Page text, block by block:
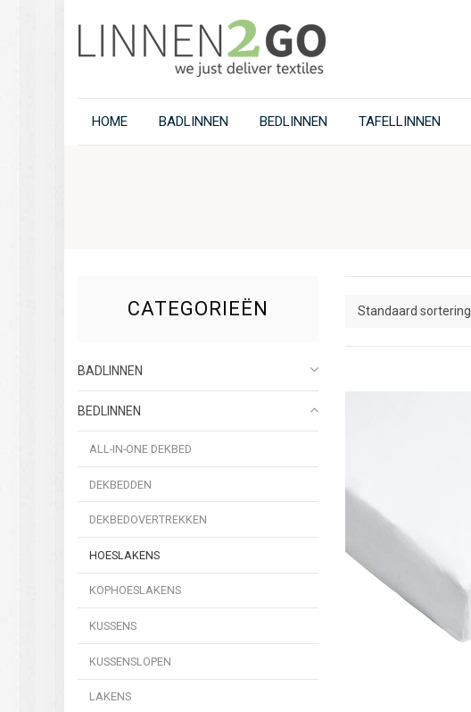
HOME BADLINNEN BEDLINNEN TAFELLINNEN
Standaard sortering
CATEGORIEËN
BADLINNEN
BEDLINNEN
ALL-IN-ONE DEKBED
DEKBEDDEN
DEKBEDOVERTREKKEN
HOESLAKENS
KOPHOESLAKENS
KUSSENS
KUSSENSLOPEN
LAKENS